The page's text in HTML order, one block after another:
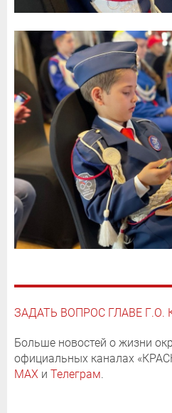
ЗАДАТЬ ВОПРОС ГЛАВЕ Г.О.
Больше новостей о жизни
официальных каналах
MAX и Телеграм.